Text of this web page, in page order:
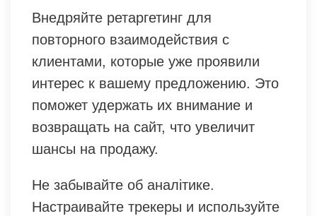
Внедряйте ретаргетинг для
повторного взаимодействия с
клиентами, которые уже проявили
интерес к вашему предложению. Это
поможет удержать их внимание и
возвращать на сайт, что увеличит
шансы на продажу.
Не забывайте об аналітике.
Настраивайте трекеры и используйте